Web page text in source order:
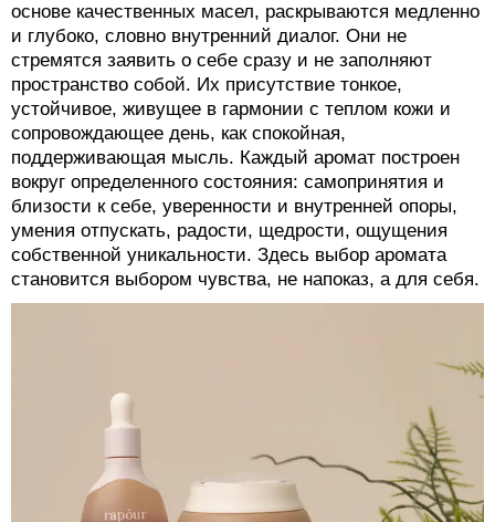
основе качественных масел, раскрываются медленно
и глубоко, словно внутренний диалог. Они не
стремятся заявить о себе сразу и не заполняют
пространство собой. Их присутствие тонкое,
устойчивое, живущее в гармонии с теплом кожи и
сопровождающее день, как спокойная,
поддерживающая мысль. Каждый аромат построен
вокруг определенного состояния: самопринятия и
близости к себе, уверенности и внутренней опоры,
умения отпускать, радости, щедрости, ощущения
собственной уникальности. Здесь выбор аромата
становится выбором чувства, не напоказ, а для себя.